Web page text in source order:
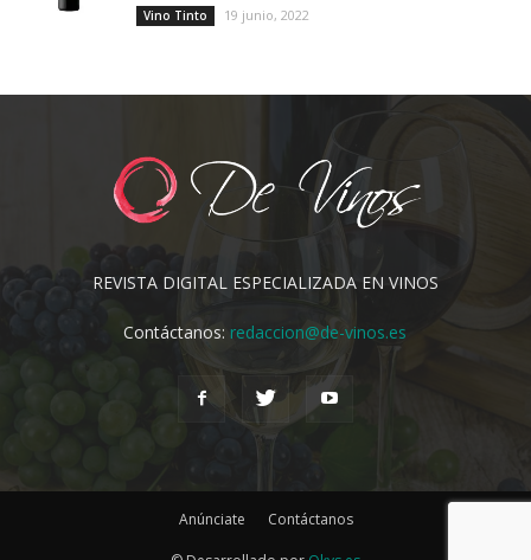
Vino Tinto 19 junio, 2022
REVISTA DIGITAL ESPECIALIZADA EN VINOS
Contáctanos:redaccion@de-vinos.es
Anúnciate Contáctanos